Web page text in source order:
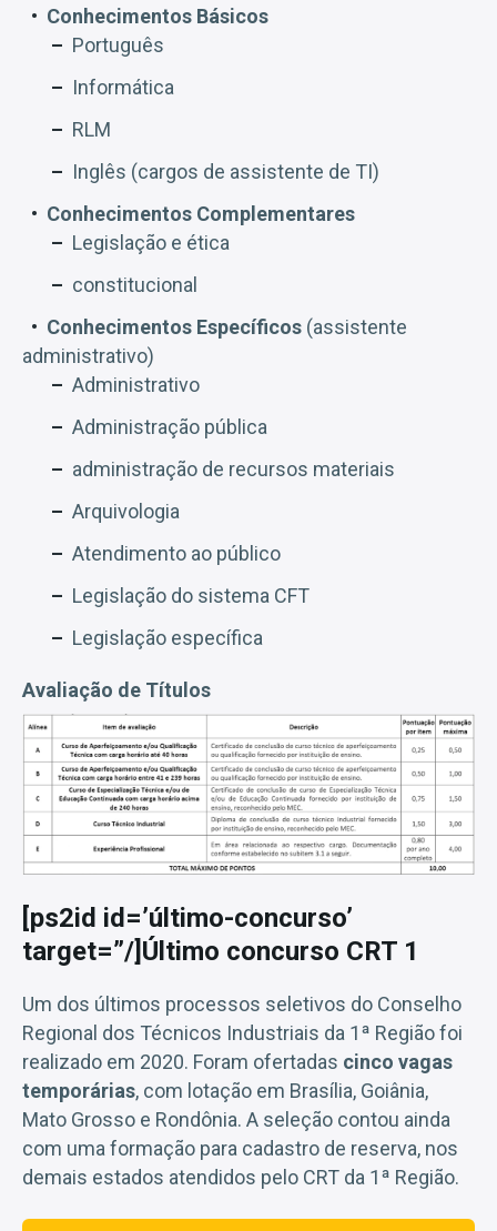
Conhecimentos Básicos
Português
Informática
RLM
Inglês (cargos de assistente de TI)
Conhecimentos Complementares
Legislação e ética
constitucional
Conhecimentos Específicos (assistente
administrativo)
Administrativo
Administração pública
administração de recursos materiais
Arquivologia
Atendimento ao público
Legislação do sistema CFT
Legislação específica
Avaliação de Títulos
[ps2id id=’último-concurso’
target=”/]Último concurso CRT 1
Um dos últimos processos seletivos do Conselho
Regional dos Técnicos Industriais da 1ª Região foi
realizado em 2020. Foram ofertadas cinco vagas
temporárias, com lotação em Brasília, Goiânia,
Mato Grosso e Rondônia. A seleção contou ainda
com uma formação para cadastro de reserva, nos
demais estados atendidos pelo CRT da 1ª Região.